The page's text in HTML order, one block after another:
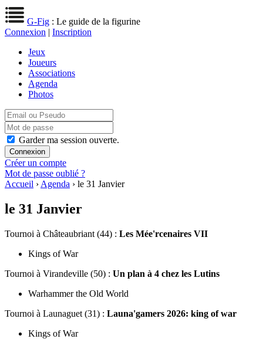
G-Fig : Le guide de la figurine
Connexion | Inscription
Jeux
Joueurs
Associations
Agenda
Photos
Garder ma session ouverte.
Créer un compte
Mot de passe oublié ?
Accueil › Agenda › le 31 Janvier
le 31 Janvier
Tournoi à Châteaubriant (44) : Les Mée'rcenaires VII
Kings of War
Tournoi à Virandeville (50) : Un plan à 4 chez les Lutins
Warhammer the Old World
Tournoi à Launaguet (31) : Launa'gamers 2026: king of war
Kings of War